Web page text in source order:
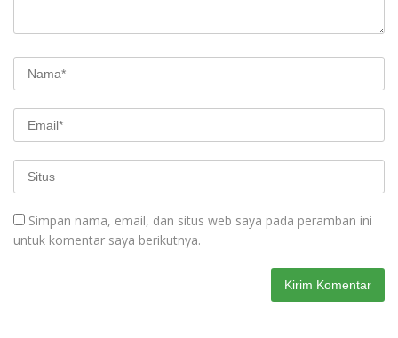
Simpan nama, email, dan situs web saya pada peramban ini
untuk komentar saya berikutnya.